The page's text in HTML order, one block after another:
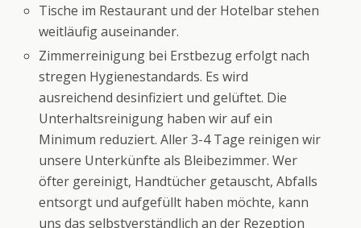
Tische im Restaurant und der Hotelbar stehen
weitläufig auseinander.
Zimmerreinigung bei Erstbezug erfolgt nach
stregen Hygienestandards. Es wird
ausreichend desinfiziert und gelüftet. Die
Unterhaltsreinigung haben wir auf ein
Minimum reduziert. Aller 3-4 Tage reinigen wir
unsere Unterkünfte als Bleibezimmer. Wer
öfter gereinigt, Handtücher getauscht, Abfalls
entsorgt und aufgefüllt haben möchte, kann
uns das selbstverständlich an der Rezeption